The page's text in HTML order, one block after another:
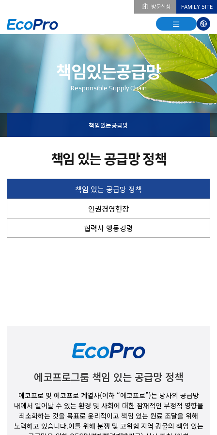
방문신청 FAMILY SITE
열기
열기
다국어
열기
책임있는공급망
Responsible Supply Chain
책임있는공급망
책임 있는 공급망 정책
책임 있는 공급망 정책
인권경영헌장
협력사 행동강령
에코프로그룹 책임 있는 공급망 정책
에코프로 및 에코프로 계열사(이하 “에코프로”)는 당사의 공급망
내에서 일어날 수 있는 환경 및 사회에 대한 잠재적인 부정적 영향을
최소화하는 것을 목표로 윤리적이고 책임 있는 원료 조달을 위해
노력하고 있습니다.이를 위해 분쟁 및 고위험 지역 광물의 책임 있는